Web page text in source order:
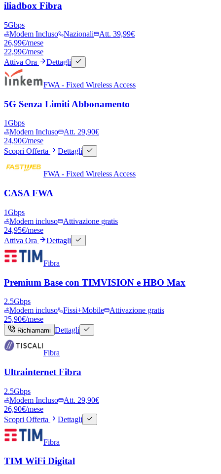
iliadbox Fibra
5Gbps
Modem Incluso
Nazionali
Att. 39,99€
26,99€/mese
22,99€/mese
Attiva Ora
Dettagli
FWA - Fixed Wireless Access
5G Senza Limiti Abbonamento
1Gbps
Modem Incluso
Att. 29,90€
24,90€/mese
Scopri Offerta
Dettagli
FWA - Fixed Wireless Access
CASA FWA
1Gbps
Modem incluso
Attivazione gratis
24,95€/mese
Attiva Ora
Dettagli
Fibra
Premium Base con TIMVISION e HBO Max
2.5Gbps
Modem incluso
Fissi+Mobile
Attivazione gratis
25,90€/mese
Richiamami Dettagli
Fibra
Ultrainternet Fibra
2.5Gbps
Modem Incluso
Att. 29,90€
26,90€/mese
Scopri Offerta
Dettagli
Fibra
TIM WiFi Digital